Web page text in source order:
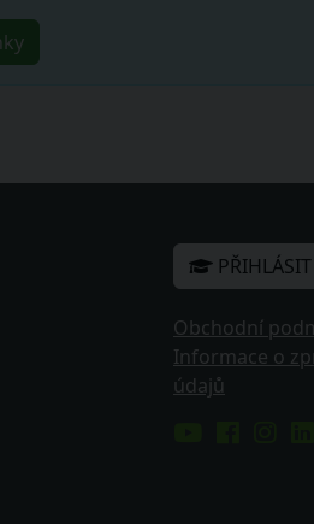
PŘIHLÁSIT
Obchodní
Informace o
údajů